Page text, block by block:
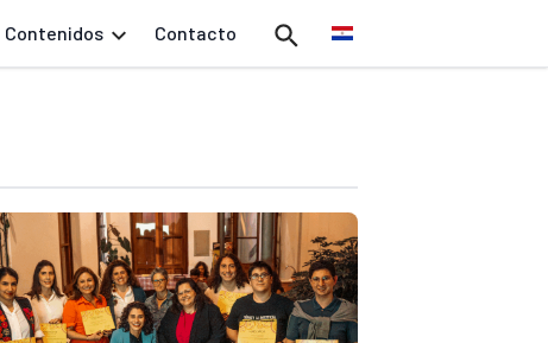
Contenidos Contacto